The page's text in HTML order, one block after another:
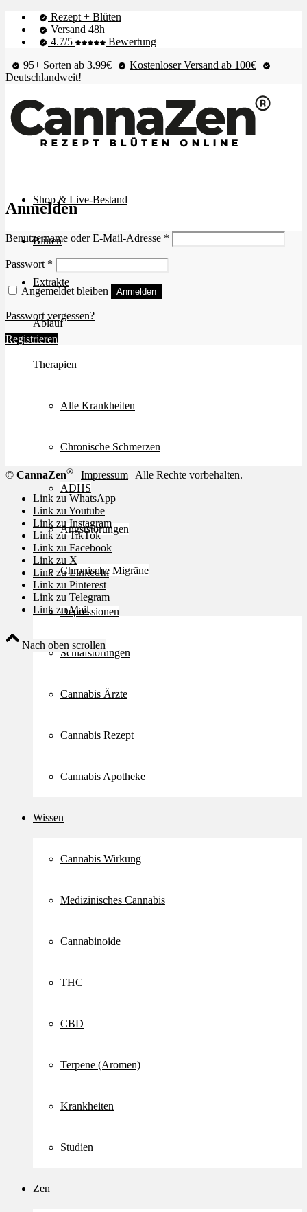
Rezept + Blüten
Versand 48h
4.7/5
Bewertung
95+ Sorten ab 3.99€
Kostenloser Versand ab 100€
Deutschlandweit!
Shop & Live-Bestand
Blüten
Extrakte
Ablauf
Therapien
Alle Krankheiten
Chronische Schmerzen
ADHS
Angststörungen
Chronische Migräne
Depressionen
Schlafstörungen
Cannabis Ärzte
Cannabis Rezept
Cannabis Apotheke
Wissen
Cannabis Wirkung
Medizinisches Cannabis
Cannabinoide
THC
CBD
Terpene (Aromen)
Krankheiten
Studien
Zen
Anmelden
Benutzername oder E-Mail-Adresse * Erforderlich
Passwort * Erforderlich
Angemeldet bleiben Anmelden
Passwort vergessen?
Registrieren
© CannaZen® | Impressum | Alle Rechte vorbehalten.
Link zu WhatsApp
Link zu Youtube
Link zu Instagram
Link zu TikTok
Link zu Facebook
Link zu X
Link zu LinkedIn
Link zu Pinterest
Link zu Telegram
Link zu Mail
Nach oben scrollen